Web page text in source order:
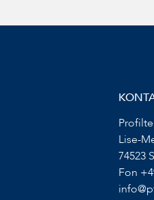
Lise-
74523
Fon